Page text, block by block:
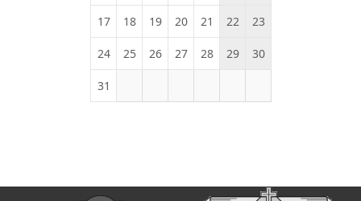
17 18 19 20 21 22 23
24 25 26 27 28 29 30
31